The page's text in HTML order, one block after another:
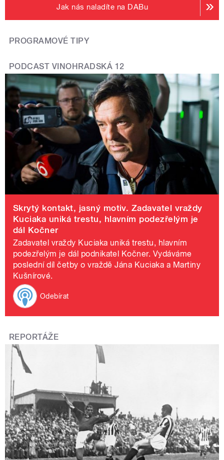
Jak nás naladíte na DABu
PROGRAMOVÉ TIPY
PODCAST VINOHRADSKÁ 12
Skrytý kontakt, jasný motiv. Zadavatel vraždy
Kuciaka uniká trestu, hlavním podezřelým je
dál Kočner
Zadavatel vraždy Kuciaka uniká trestu, hlavním
podezřelým je dál podnikatel Kočner. Vydáváme
poslední díl četby o vraždě Jána Kuciaka a Martiny
Kušnírové.
Odebírat
REPORTÁŽE